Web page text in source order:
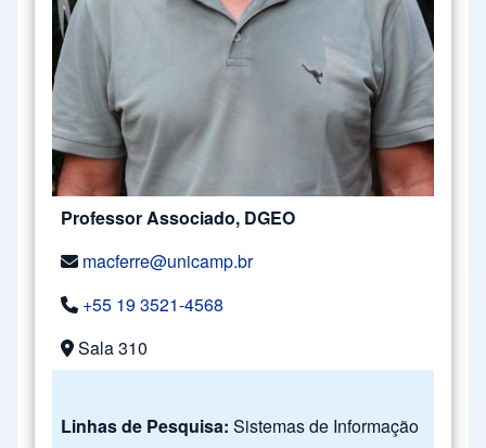
Professor Associado, DGEO
macferre@unicamp.br
+55 19 3521-4568
Sala 310
Linhas de Pesquisa: Sistemas de Informação